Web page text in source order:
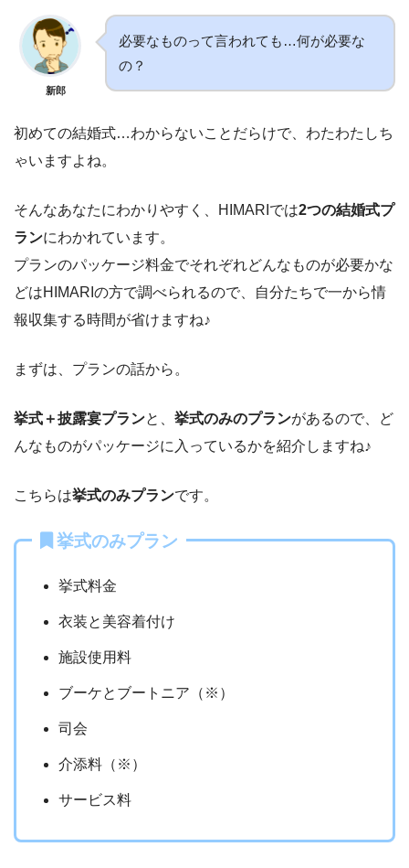
新郎
必要なものって言われても…何が必要な
の？
初めての結婚式…わからないことだらけで、わたわたしち
ゃいますよね。
そんなあなたにわかりやすく、HIMARIでは2つの結婚式プ
ランにわかれています。
プランのパッケージ料金でそれぞれどんなものが必要かな
どはHIMARIの方で調べられるので、自分たちで一から情
報収集する時間が省けますね♪
まずは、プランの話から。
挙式＋披露宴プランと、 挙式のみのプランがあるので、ど
んなものがパッケージに入っているかを紹介しますね♪
こちらは挙式のみプランです。
挙式のみプラン
挙式料金
衣装と美容着付け
施設使用料
ブーケとブートニア（※）
司会
介添料（※）
サービス料